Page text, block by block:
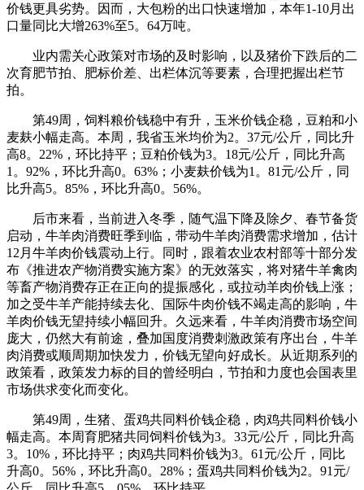
价钱更具劣势。因而，大包粉的出口快速增加，本年1-10月出
口量同比大增263%至5。64万吨。
业内需关心政策对市场的及时影响，以及猪价下跌后的二
次育肥节拍、肥标价差、出栏体沉等要素，合理把握出栏节
拍。
第49周，饲料粮价钱稳中有升，玉米价钱企稳，豆粕和小
麦麸小幅走高。本周，我省玉米均价为2。37元/公斤，同比升
高8。22%，环比持平；豆粕价钱为3。18元/公斤，同比升高
1。92%，环比升高0。63%；小麦麸价钱为1。81元/公斤，同
比升高5。85%，环比升高0。56%。
后市来看，当前进入冬季，随气温下降及除夕、春节备货
启动，牛羊肉消费旺季到临，带动牛羊肉消费需求增加，估计
12月牛羊肉价钱震动上行。同时，跟着农业农村部等十部分发
布《推进农产物消费实施方案》的无效落实，将对猪牛羊禽肉
等畜产物消费存正在正向的提振感化，或拉动羊肉价钱上涨；
加之受牛羊产能持续去化、国际牛肉价钱不竭走高的影响，牛
羊肉价钱无望持续小幅回升。久远来看，牛羊肉消费市场空间
庞大，仍然大有前途，叠加国度消费刺激政策有序出台，牛羊
肉消费或顺周期加快发力，价钱无望向好成长。从近期系列的
政策看，政策发力标的目的曾经明白，节拍和力度也会国表里
市场供求变化而变化。
第49周，生猪、蛋鸡共同料价钱企稳，肉鸡共同料价钱小
幅走高。本周育肥猪共同饲料价钱为3。33元/公斤，同比升高
3。10%，环比持平；肉鸡共同料价钱为3。61元/公斤，同比
升高0。56%，环比升高0。28%；蛋鸡共同料价钱为2。91元/